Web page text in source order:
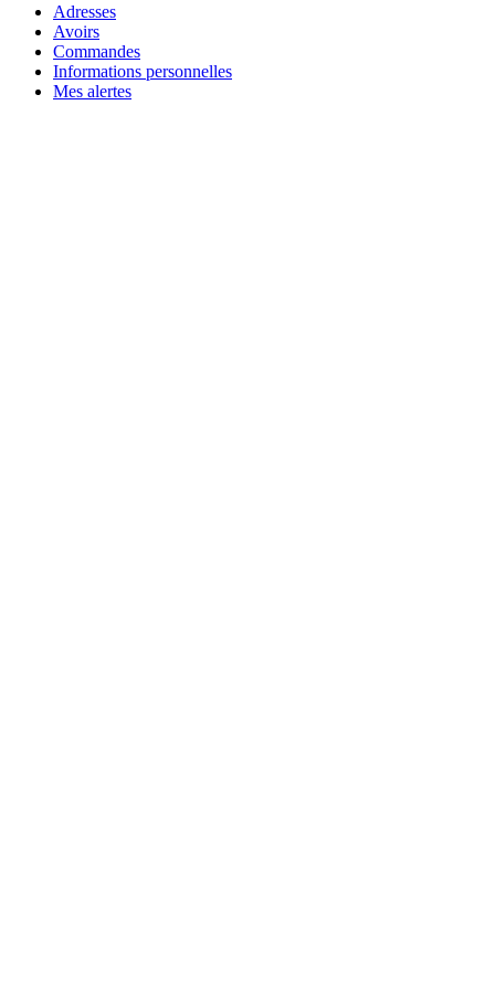
Adresses
Avoirs
Commandes
Informations personnelles
Mes alertes